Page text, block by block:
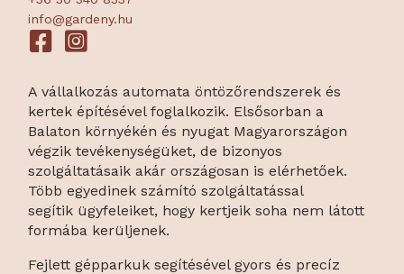
info@gardeny.hu
A vállalkozás automata öntözőrendszerek és
kertek építésével foglalkozik. Elsősorban a
Balaton környékén és nyugat Magyarországon
végzik tevékenységüket, de bizonyos
szolgáltatásaik akár országosan is elérhetőek.
Több egyedinek számító szolgáltatással
segítik ügyfeleiket, hogy kertjeik soha nem látott
formába kerüljenek.
Fejlett gépparkuk segítésével gyors és precíz